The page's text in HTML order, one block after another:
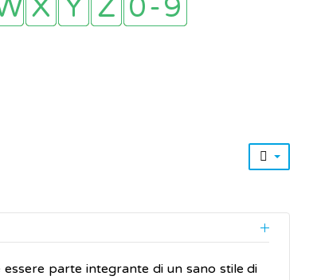
parte integrante di un sano stile di